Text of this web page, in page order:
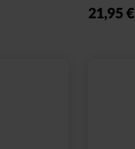
21,95 €